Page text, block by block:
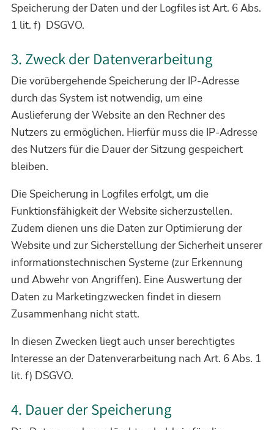
Speicherung der Daten und der Logfiles ist Art. 6 Abs.
1 lit. f) DSGVO.
3. Zweck der Datenverarbeitung
Die vorübergehende Speicherung der IP-Adresse
durch das System ist notwendig, um eine
Auslieferung der Website an den Rechner des
Nutzers zu ermöglichen. Hierfür muss die IP-Adresse
des Nutzers für die Dauer der Sitzung gespeichert
bleiben.
Die Speicherung in Logfiles erfolgt, um die
Funktionsfähigkeit der Website sicherzustellen.
Zudem dienen uns die Daten zur Optimierung der
Website und zur Sicherstellung der Sicherheit unserer
informationstechnischen Systeme (zur Erkennung
und Abwehr von Angriffen). Eine Auswertung der
Daten zu Marketingzwecken findet in diesem
Zusammenhang nicht statt.
In diesen Zwecken liegt auch unser berechtigtes
Interesse an der Datenverarbeitung nach Art. 6 Abs. 1
lit. f) DSGVO.
4. Dauer der Speicherung